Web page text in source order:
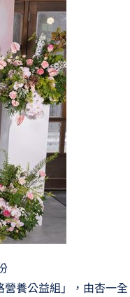
養公益組」，由杏一全